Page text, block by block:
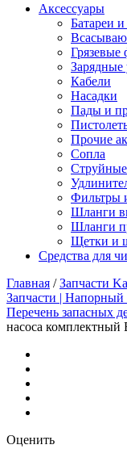
Аксессуары
Батареи
Грязевые
Зарядные
Кабели
Насадки
Пады и
Прочие
Сопла
Фильтры
Шланги
Шланги
Щетки и
Средства для
Главная /Запчасти
Запчасти | Напорный
Перечень запасных
насоса комплектный
Оценить